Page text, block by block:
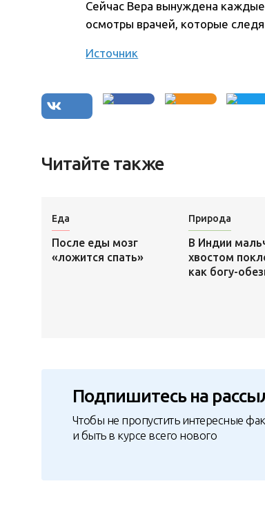
Сейчас Вера вынуждена
осмотры врачей, которые
Источник
Читайте также
Еда
После еды мозг
«ложится спать»
Природа
В Индии
хвостом
как богу-
Подпишитесь на
Чтобы не пропустить интересные
и быть в курсе всего нового